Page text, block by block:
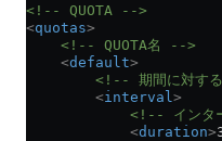
<!-- QUOTA -->
<quotas>
    <!-- QUOTA名 -->
    <
default>
<!-- 期間に対する
        <
interval >
<!-- インタ
            <
duration>